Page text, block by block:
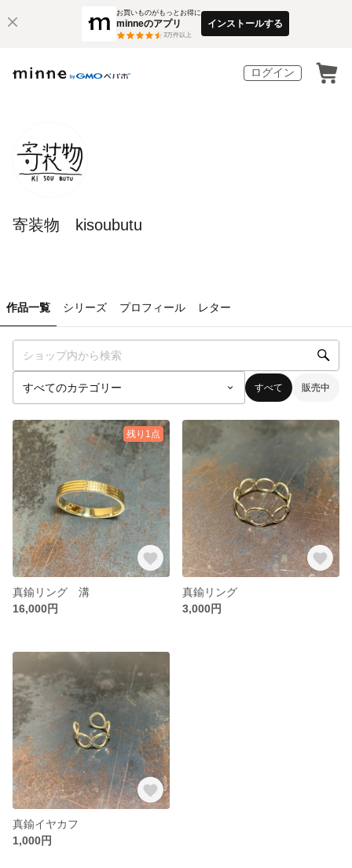
お買いものがもっとお得に
minneのアプリ
3万件以上
インストールする
ログイン
寄装物 kisoubutu
作品一覧 シリーズ プロフィール レター
すべて 販売中
残り1点
真鍮リング 溝
16,000円
真鍮リング
3,000円
真鍮イヤカフ
1,000円